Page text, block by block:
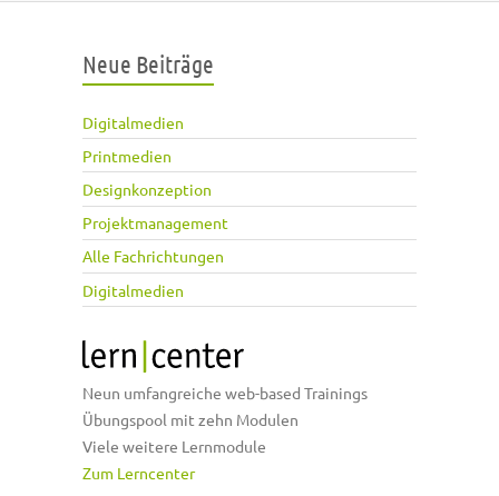
Neue Beiträge
Digitalmedien
Printmedien
Designkonzeption
Projektmanagement
Alle Fachrichtungen
Digitalmedien
Neun umfangreiche web-based Trainings
Übungspool mit zehn Modulen
Viele weitere Lernmodule
Zum Lerncenter